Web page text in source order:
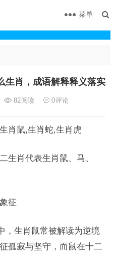
菜单
生肖，成语解释释义落实
82阅读 0评论
肖鼠,生肖蛇,生肖虎
生肖代表生肖鼠、马、
征
，生肖鼠常被解读为逆境
孤寂与坚守，而鼠在十二